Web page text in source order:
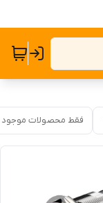
فقط محصولات موجود